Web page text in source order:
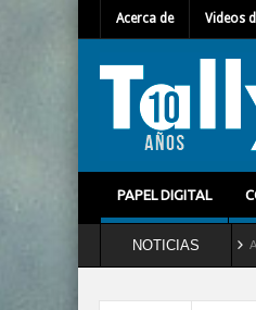
Acerca de Videos
PAPEL DIGITAL
NOTICIASAir France-